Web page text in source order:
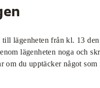
lägenheten från kl. 13
lägenheten noga och
om du upptäcker något